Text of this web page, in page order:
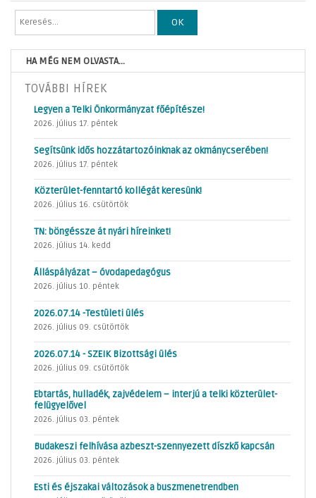
OK
HA MÉG NEM OLVASTA...
TOVÁBBI HÍREK
Legyen a Telki Önkormányzat főépítésze!
2026. július 17. péntek
Segítsünk idős hozzátartozóinknak az okmánycserében!
2026. július 17. péntek
Közterület-fenntartó kollégát keresünk!
2026. július 16. csütörtök
TN: böngéssze át nyári híreinket!
2026. július 14. kedd
Álláspályázat – óvodapedagógus
2026. július 10. péntek
2026.07.14 -Testületi ülés
2026. július 09. csütörtök
2026.07.14 - SZEIK Bizottsági ülés
2026. július 09. csütörtök
Ebtartás, hulladék, zajvédelem – interjú a telki közterület-
felügyelővel
2026. július 03. péntek
Budakeszi felhívása azbeszt-szennyezett díszkő kapcsán
2026. július 03. péntek
Esti és éjszakai változások a buszmenetrendben